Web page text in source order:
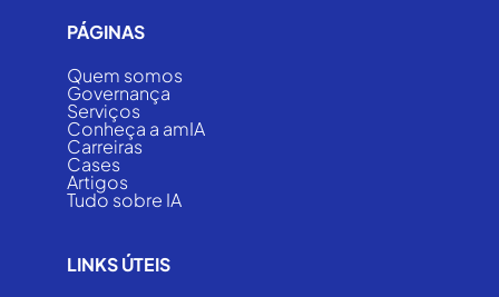
PÁGINAS
Quem somos
Governança
Serviços
Conheça a amIA
Carreiras
Cases
Artigos
Tudo sobre IA
LINKS ÚTEIS